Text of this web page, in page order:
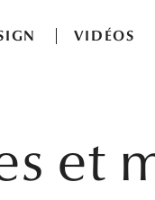
VIDÉOS
et